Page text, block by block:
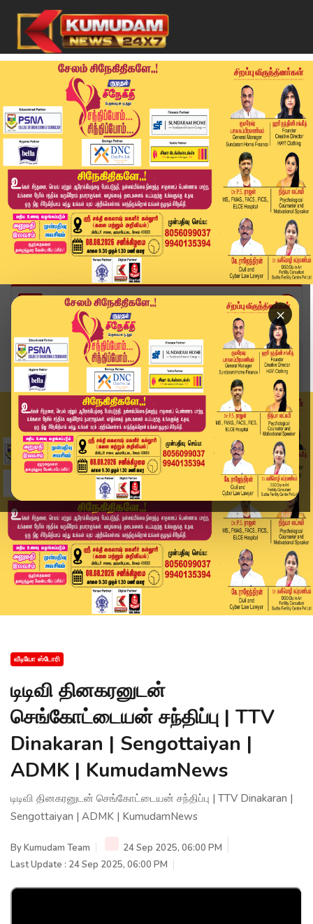
×
Home
வீடியோ ஸ்டோரி
டிடிவி தினகரனுடன் செங்கோட்டையன் சந்திப்பு | TTV...
வீடியோ ஸ்டோரி
டிடிவி தினகரனுடன்
செங்கோட்டையன் சந்திப்பு | TTV
Dinakaran | Sengottaiyan |
ADMK | KumudamNews
டிடிவி தினகரனுடன் செங்கோட்டையன் சந்திப்பு | TTV Dinakaran |
Sengottaiyan | ADMK | KumudamNews
ByKumudam Team
24 Sep 2025, 06:00 PM
Last Update : 24 Sep 2025, 06:00 PM